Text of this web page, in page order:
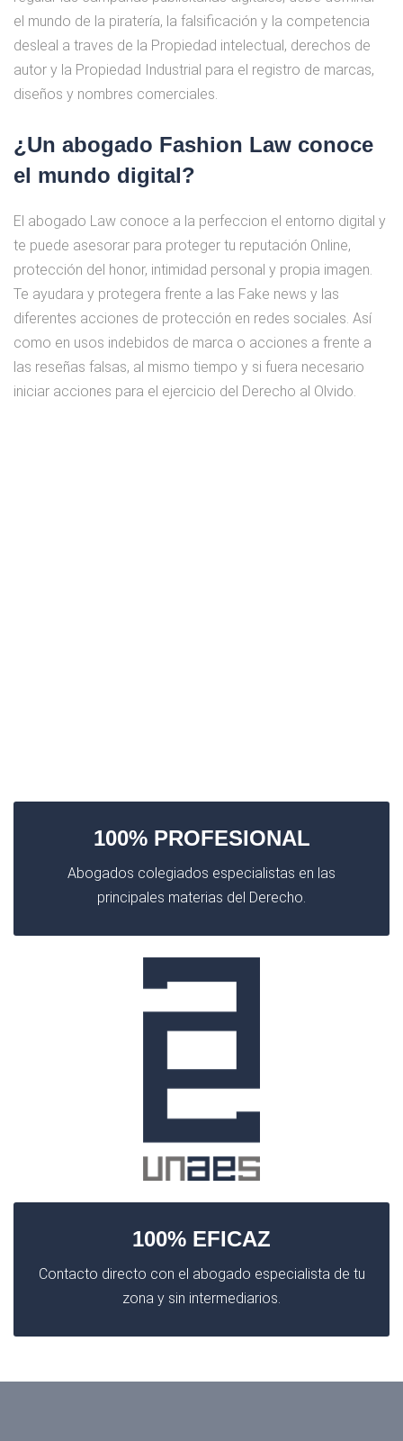
el mundo de la piratería, la falsificación y la competencia
desleal a traves de la Propiedad intelectual, derechos de
autor y la Propiedad Industrial para el registro de marcas,
diseños y nombres comerciales.
¿Un abogado Fashion Law conoce
el mundo digital?
El abogado Law conoce a la perfeccion el entorno digital y
te puede asesorar para proteger tu reputación Online,
protección del honor, intimidad personal y propia imagen.
Te ayudara y protegera frente a las Fake news y las
diferentes acciones de protección en redes sociales. Así
como en usos indebidos de marca o acciones a frente a
las reseñas falsas, al mismo tiempo y si fuera necesario
iniciar acciones para el ejercicio del Derecho al Olvido.
100% PROFESIONAL
Abogados colegiados especialistas en las
principales materias del Derecho.
100% EFICAZ
Contacto directo con el abogado especialista de tu
zona y sin intermediarios.